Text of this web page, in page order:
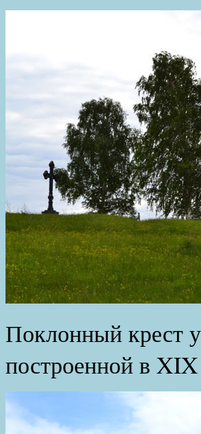
Поклонный крест
построенной в